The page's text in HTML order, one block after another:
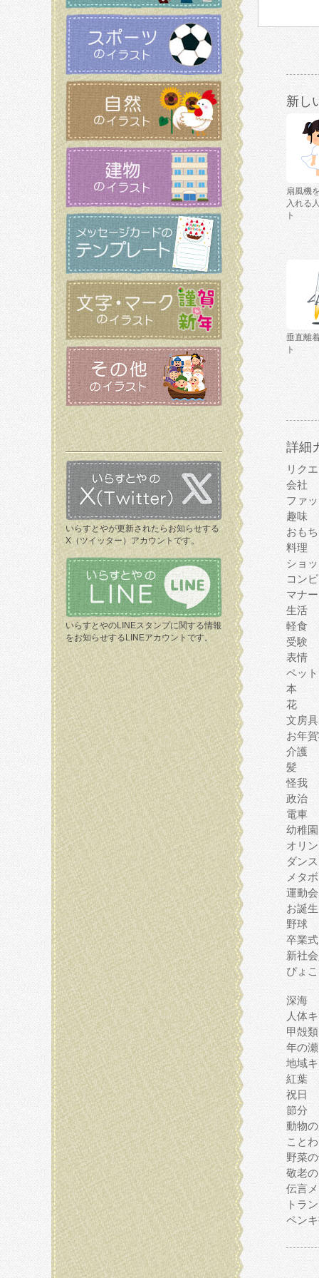
いらすとやが更新されたらお知らせする
X（ツイッター）アカウントです。
いらすとやのLINEスタンプに関する情報
をお知らせするLINEアカウントです。
新し
扇風機
入れる
ト
垂直離
ト
詳細
リク
会社
ファ
趣味
おも
料理
ショ
コン
マナー
生活
軽食
受験
表情
ペット
本
花
文房具
お年
介護
髪
怪我
政治
電車
幼稚園
オリ
ダンス
メタ
運動会
お誕
野球
卒業式
新社
ぴょこ
深海
人体
甲殻類
年の瀬
地域
紅葉
祝日
節分
動物
こと
野菜
敬老
伝言
トラ
ペン